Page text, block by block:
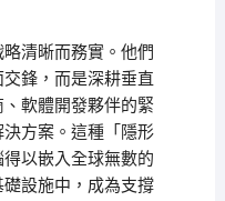
清晰而務實。他們
鋒，而是深耕垂直
軟體開發夥伴的緊
方案。這種「隱形
以嵌入全球無數的
設施中，成為支撐